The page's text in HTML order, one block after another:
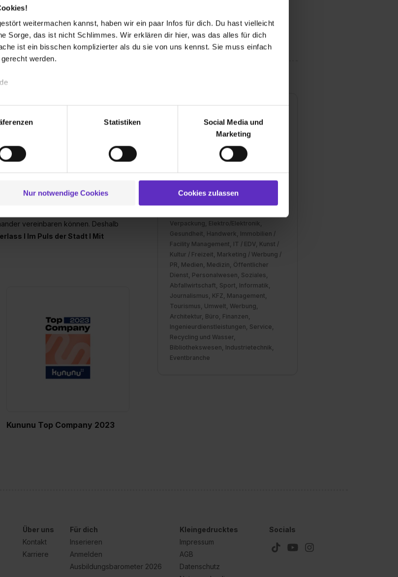
weitermachen kannst, haben wir ein paar Infos für dich. Du hast vielleicht
Sorge, das ist nicht Schlimmes. Wir erklären dir hier, was das alles für dich
ist ein bisschen komplizierter als du sie von uns kennst. Sie muss einfach
werden.
unserer Webseite („Notwendig“), um von dir bei Benutzung der
( „Präferenzen“), die Zugriffe auf unsere Webseite zu analysieren
Verwendung unserer Website an unsere Partner für soziale Medien, Werbung
mit weiteren Daten zusammen, die du ihnen bereitgestellt hast oder die
Aktivierung von „Social Media und Marketing“ bist du auch damit
im Einzelfall bei dem jeweiligen Inhalt erteilen. Willst du nur bestimmte
über die Checkboxen und klick auf „Auswahl erlauben“. Die
Kategorien „Präferenzen“, „Statistiken“ und „Social Media und Marketing“
deiner Daten in die USA (Art. 49 Abs. 1 S. 1 lit. a) DS-GVO). Die USA
(EuGH – Schrems II). Du kannst die von dir erteilte Einwilligung
oder teilweise über unsere Datenschutzerklärung unter dem Punkt
Informationen zu den einzelnen Cookies findest du durch Klick auf
Statistiken
Social Media und
Marketing
Nur notwendige Cookies Cookies zulassen
ausbilden? Bei uns
Walter-Scheel-Platz 1
42651 Solingen
E-Mail anzeigen
Branche
Verpackung, Elektro/Elektronik,
Gesundheit, Handwerk, Immobilien /
Facility Management, IT / EDV, Kunst /
Kultur / Freizeit, Marketing / Werbung /
PR, Medien, Medizin, Öffentlicher
Dienst, Personalwesen, Soziales,
Abfallwirtschaft, Sport, Informatik,
Journalismus, KFZ, Management,
Tourismus, Umwelt, Werbung,
Architektur, Büro, Finanzen,
Ingenieurdienstleistungen, Service,
Recycling und Wasser,
Bibliothekswesen, Industrietechnik,
Eventbranche
und attraktive Arbeitgeberin mit
Kfz-Zulassung über Bereiche wie
Schulen bis hin zu Planung,
dass die Mitarbeiterinnen und
vereinbaren können. Deshalb
I Im Puls der Stadt I Mit
Kununu Top Company 2023
Über uns
Kontakt
Karriere
Für dich
Inserieren
Anmelden
Ausbildungsbarometer 2026
Kleingedrucktes
Impressum
AGB
Datenschutz
Socials